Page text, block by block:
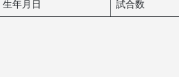
生年月日 試合数